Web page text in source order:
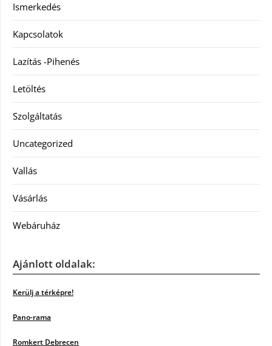
Ismerkedés
Kapcsolatok
Lazítás -Pihenés
Letöltés
Szolgáltatás
Uncategorized
Vallás
Vásárlás
Webáruház
Ajánlott oldalak:
Kerülj a térképre!
Pano-rama
Romkert Debrecen